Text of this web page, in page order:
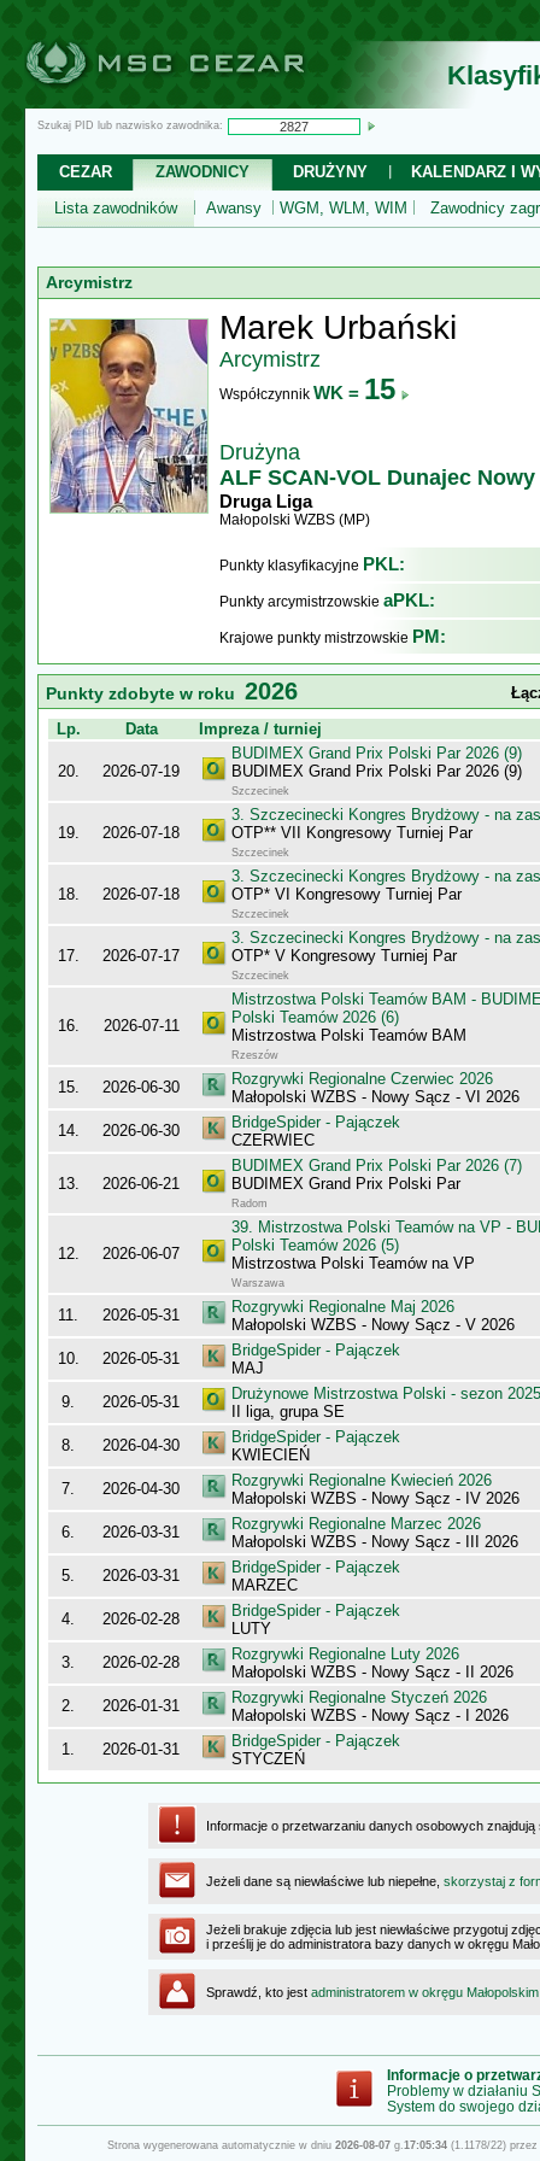
Szukaj PID lub nazwisko zawodnika:
CEZAR ZAWODNICY DRUŻYNY
KALENDARZ I
Lista zawodników
Awansy WGM, WLM, WIM Zawodnicy
Arcymistrz
Marek Urbański
Arcymistrz
Współczynnik WK = 15
Drużyna
ALF SCAN-VOL Dunajec Nowy
Druga Liga
Małopolski WZBS (MP)
Punkty klasyfikacyjne PKL:
Punkty arcymistrzowskie aPKL:
Krajowe punkty mistrzowskie PM:
Punkty zdobyte w roku 2026
Lp.
Data Impreza / turniej
20. 2026-07-19
BUDIMEX Grand Prix Polski Par 2026 (9)
BUDIMEX Grand Prix Polski Par 2026 (9)
Szczecinek
19. 2026-07-18
3. Szczecinecki Kongres Brydżowy - na
OTP** VII Kongresowy Turniej Par
Szczecinek
18. 2026-07-18
3. Szczecinecki Kongres Brydżowy - na
OTP* VI Kongresowy Turniej Par
Szczecinek
17. 2026-07-17
3. Szczecinecki Kongres Brydżowy - na
OTP* V Kongresowy Turniej Par
Szczecinek
16. 2026-07-11
Mistrzostwa Polski Teamów BAM -
Polski Teamów 2026 (6)
Mistrzostwa Polski Teamów BAM
Rzeszów
15. 2026-06-30
Rozgrywki Regionalne Czerwiec 2026
Małopolski WZBS - Nowy Sącz - VI 2026
14.
2026-06-30
BridgeSpider - Pajączek
CZERWIEC
13. 2026-06-21
BUDIMEX Grand Prix Polski Par 2026 (7)
BUDIMEX Grand Prix Polski Par
Radom
12. 2026-06-07
39. Mistrzostwa Polski Teamów na VP -
Polski Teamów 2026 (5)
Mistrzostwa Polski Teamów na VP
Warszawa
11. 2026-05-31
Rozgrywki Regionalne Maj 2026
Małopolski WZBS - Nowy Sącz - V 2026
10.
2026-05-31
BridgeSpider - Pajączek
MAJ
9.
2026-05-31
Drużynowe Mistrzostwa Polski - sezon
II liga, grupa SE
8.
2026-04-30
BridgeSpider - Pajączek
KWIECIEŃ
7.
2026-04-30
Rozgrywki Regionalne Kwiecień 2026
Małopolski WZBS - Nowy Sącz - IV 2026
6.
2026-03-31
Rozgrywki Regionalne Marzec 2026
Małopolski WZBS - Nowy Sącz - III 2026
5.
2026-03-31
BridgeSpider - Pajączek
MARZEC
4.
2026-02-28
BridgeSpider - Pajączek
LUTY
3.
2026-02-28
Rozgrywki Regionalne Luty 2026
Małopolski WZBS - Nowy Sącz - II 2026
2.
2026-01-31
Rozgrywki Regionalne Styczeń 2026
Małopolski WZBS - Nowy Sącz - I 2026
1.
2026-01-31
BridgeSpider - Pajączek
STYCZEŃ
Informacje o przetwarzaniu danych osobowych
Jeżeli dane są niewłaściwe lub niepełne, skorzystaj z
Jeżeli brakuje zdjęcia lub jest niewłaściwe przygotuj
i prześlij je do administratora bazy danych w okręgu
Sprawdź, kto jest administratorem w okręgu Małopolskim
Informacje o
Problemy w działaniu
System do swojego
Strona wygenerowana automatycznie w dniu 2026-08-07 g.17:05:34 (1.1178/22)